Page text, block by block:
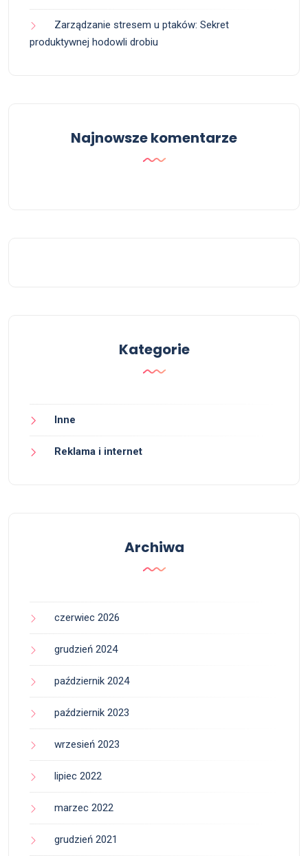
Zarządzanie stresem u ptaków: Sekret
produktywnej hodowli drobiu
Najnowsze komentarze
Kategorie
Inne
Reklama i internet
Archiwa
czerwiec 2026
grudzień 2024
październik 2024
październik 2023
wrzesień 2023
lipiec 2022
marzec 2022
grudzień 2021